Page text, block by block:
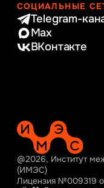
СОЦИАЛЬНЫЕ
Telegram-
Max
ВКонтакте
@2026, Институт
(ИМЭС)
Лицензия №009319